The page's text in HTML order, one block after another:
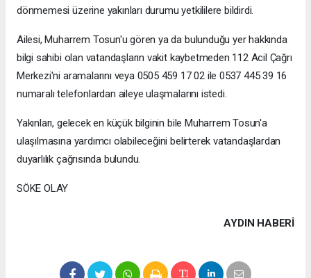
dönmemesi üzerine yakınları durumu yetkililere bildirdi.
Ailesi, Muharrem Tosun'u gören ya da bulunduğu yer hakkında
bilgi sahibi olan vatandaşların vakit kaybetmeden 112 Acil Çağrı
Merkezi'ni aramalarını veya 0505 459 17 02 ile 0537 445 39 16
numaralı telefonlardan aileye ulaşmalarını istedi.
Yakınları, gelecek en küçük bilginin bile Muharrem Tosun'a
ulaşılmasına yardımcı olabileceğini belirterek vatandaşlardan
duyarlılık çağrısında bulundu.
SÖKE OLAY
AYDIN HABERİ